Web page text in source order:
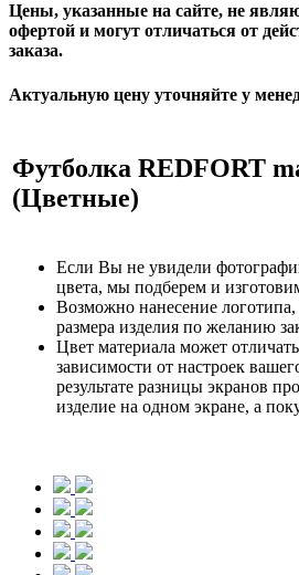
Цены, указанные на сайте, не
офертой и могут отличаться от
заказа.
Актуальную цену уточняйте у
Футболка REDFORT
(Цветные)
Если Вы не увидели
цвета, мы подберем и
Возможно нанесение
размера изделия по желанию
Цвет материала может
зависимости от настроек
результате разницы экранов
изделие на одном экране, а